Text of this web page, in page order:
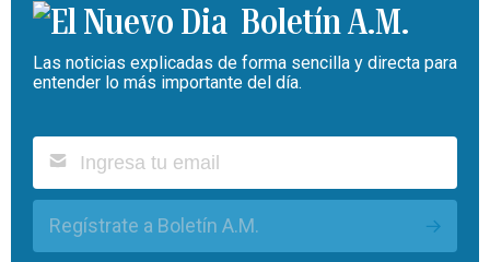
Boletín A.M.
Las noticias explicadas de forma sencilla y directa para
entender lo más importante del día.
Regístrate a Boletín A.M.